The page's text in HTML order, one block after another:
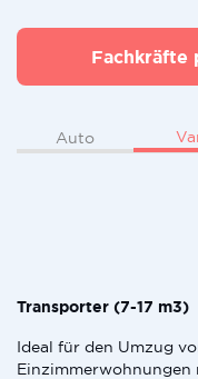
Fachkräfte
Auto
Transporter (7-17 m3)
Ideal für den Umzug
Einzimmerwohnungen